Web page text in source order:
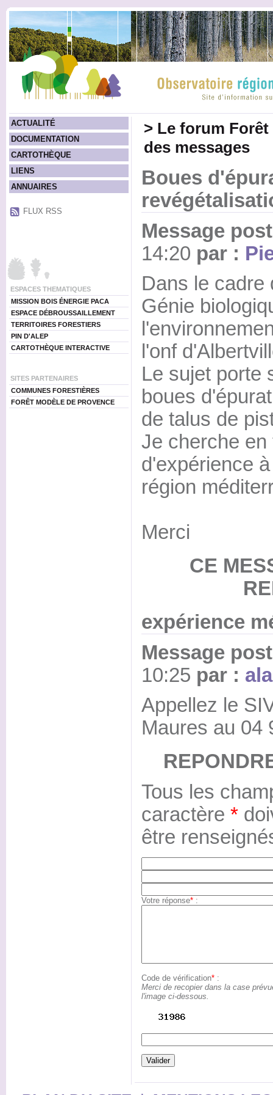
ACTUALITÉ
DOCUMENTATION
CARTOTHÈQUE
LIENS
ANNUAIRES
FLUX RSS
ESPACES THEMATIQUES
MISSION BOIS ÉNERGIE PACA
ESPACE DÉBROUSSAILLEMENT
TERRITOIRES FORESTIERS
PIN D'ALEP
CARTOTHÈQUE INTERACTIVE
SITES PARTENAIRES
COMMUNES FORESTIÈRES
FORÊT MODÈLE DE PROVENCE
> Le forum
des messages
Boues
Message
14:20 par :
Dans le cadre
Génie
l'onf
Le sujet porte
boues
de talus de
Je cherche
d'expérience
région
Merci
CE
expérience
Message
10:25 par :
Appellez le
Maures au 04
Tous les
caractère *
être
Votre réponse*:
Code de vérification*:
Merci de recopier dans la case
l'image ci-dessous.